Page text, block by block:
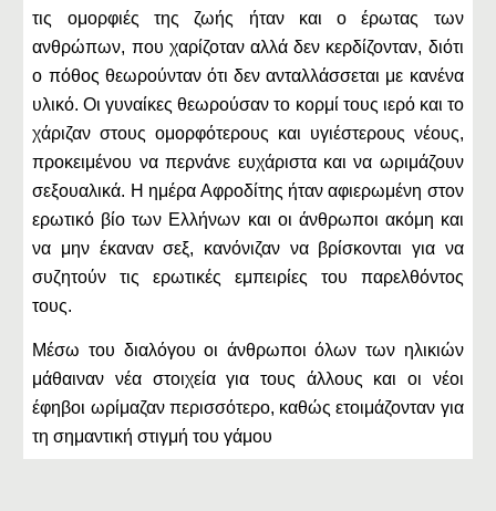
τις ομορφιές της ζωής ήταν και ο έρωτας των
ανθρώπων, που χαρίζοταν αλλά δεν κερδίζονταν, διότι
ο πόθος θεωρούνταν ότι δεν ανταλλάσσεται με κανένα
υλικό. Οι γυναίκες θεωρούσαν το κορμί τους ιερό και το
χάριζαν στους ομορφότερους και υγιέστερους νέους,
προκειμένου να περνάνε ευχάριστα και να ωριμάζουν
σεξουαλικά. Η ημέρα Αφροδίτης ήταν αφιερωμένη στον
ερωτικό βίο των Ελλήνων και οι άνθρωποι ακόμη και
να μην έκαναν σεξ, κανόνιζαν να βρίσκονται για να
συζητούν τις ερωτικές εμπειρίες του παρελθόντος
τους.
Μέσω του διαλόγου οι άνθρωποι όλων των ηλικιών
μάθαιναν νέα στοιχεία για τους άλλους και οι νέοι
έφηβοι ωρίμαζαν περισσότερο, καθώς ετοιμάζονταν για
τη σημαντική στιγμή του γάμου